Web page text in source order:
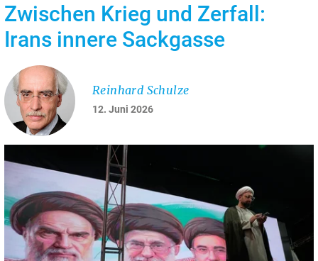
Zwischen Krieg und Zerfall:
Irans innere Sackgasse
12. Juni 2026
Reinhard Schulze